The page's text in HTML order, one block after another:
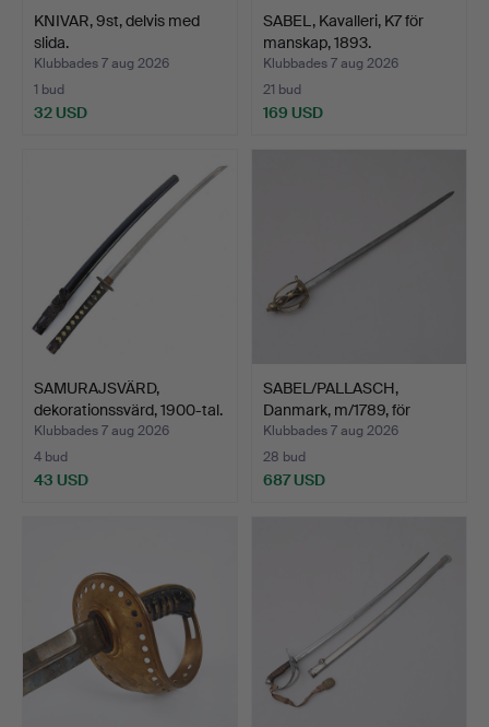
KNIVAR, 9st, delvis med
slida.
Klubbades 7 aug 2026
1 bud
32 USD
SABEL, Kavalleri, K7 för
manskap, 1893.
Klubbades 7 aug 2026
21 bud
169 USD
SAMURAJSVÄRD,
dekorationssvärd, 1900-tal.
Klubbades 7 aug 2026
4 bud
43 USD
SABEL/PALLASCH,
Danmark, m/1789, för
kaval…
Klubbades 7 aug 2026
28 bud
687 USD